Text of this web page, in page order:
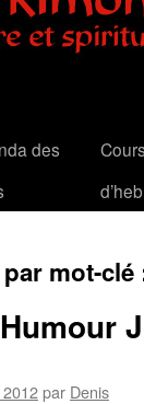
des
Cours
mot-clé
par Denis